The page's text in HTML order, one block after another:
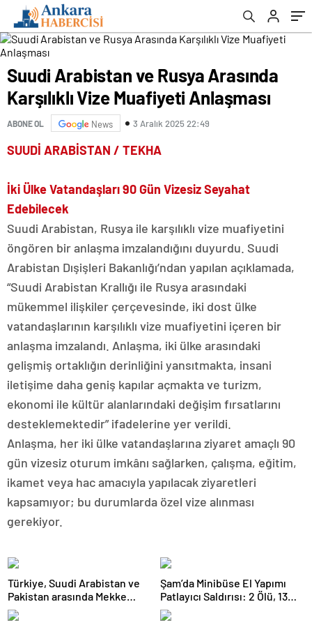
Suudi Arabistan ve Rusya Arasında
Karşılıklı Vize Muafiyeti Anlaşması
ABONE OL News 3 Aralık 2025 22:49
SUUDİ ARABİSTAN / TEKHA
İki Ülke Vatandaşları 90 Gün Vizesiz Seyahat
Edebilecek
Suudi Arabistan, Rusya ile karşılıklı vize muafiyetini
öngören bir anlaşma imzalandığını duyurdu. Suudi
Arabistan Dışişleri Bakanlığı’ndan yapılan açıklamada,
“Suudi Arabistan Krallığı ile Rusya arasındaki
mükemmel ilişkiler çerçevesinde, iki dost ülke
vatandaşlarının karşılıklı vize muafiyetini içeren bir
anlaşma imzalandı. Anlaşma, iki ülke arasındaki
gelişmiş ortaklığın derinliğini yansıtmakta, insani
iletişime daha geniş kapılar açmakta ve turizm,
ekonomi ile kültür alanlarındaki değişim fırsatlarını
desteklemektedir” ifadelerine yer verildi.
Anlaşma, her iki ülke vatandaşlarına ziyaret amaçlı 90
gün vizesiz oturum imkânı sağlarken, çalışma, eğitim,
ikamet veya hac amacıyla yapılacak ziyaretleri
kapsamıyor; bu durumlarda özel vize alınması
gerekiyor.
Türkiye, Suudi Arabistan ve
Pakistan arasında Mekke
Ortak Savunma Anlaşması
Şam’da Minibüse El Yapımı
Patlayıcı Saldırısı: 2 Ölü, 13
Yaralı